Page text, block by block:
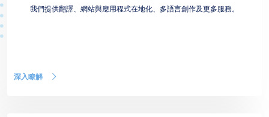
我們提供翻譯、網站與應用程式在地化、多語言創作及更多服務。
深入瞭解